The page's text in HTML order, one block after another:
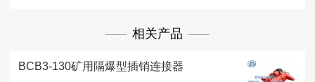
相关产品
BCB3-130矿用隔爆型插销连接器